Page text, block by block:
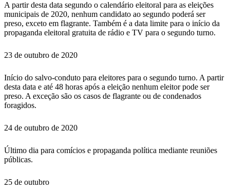
A partir desta data segundo o calendário eleitoral para as eleições
municipais de 2020, nenhum candidato ao segundo poderá ser
preso, exceto em flagrante. Também é a data limite para o início da
propaganda eleitoral gratuita de rádio e TV para o segundo turno.
23 de outubro de 2020
Início do salvo-conduto para eleitores para o segundo turno. A partir
desta data e até 48 horas após a eleição nenhum eleitor pode ser
preso. A exceção são os casos de flagrante ou de condenados
foragidos.
24 de outubro de 2020
Último dia para comícios e propaganda política mediante reuniões
públicas.
25 de outubro